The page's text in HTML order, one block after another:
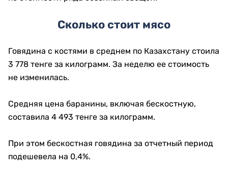
Сколько стоит мясо
Говядина с костями в среднем по Казахстану стоила
3 778 тенге за килограмм. За неделю ее стоимость
не изменилась.
Средняя цена баранины, включая бескостную,
составила 4 493 тенге за килограмм.
При этом бескостная говядина за отчетный период
подешевела на 0,4%.